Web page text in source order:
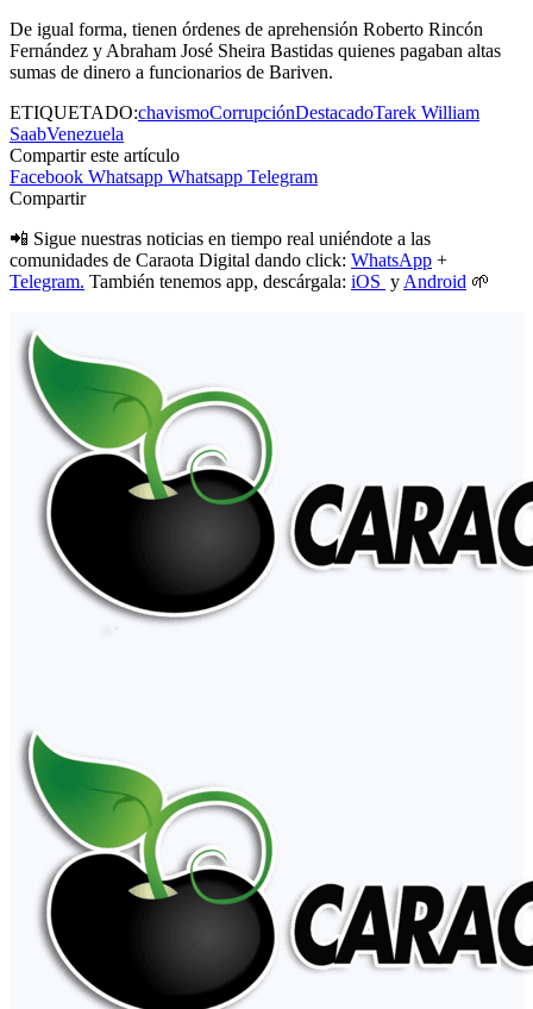
De igual forma, tienen órdenes de aprehensión Roberto Rincón
Fernández y Abraham José Sheira Bastidas quienes pagaban altas
sumas de dinero a funcionarios de Bariven.
ETIQUETADO:chavismoCorrupciónDestacadoTarek William
SaabVenezuela
Compartir este artículo
Facebook Whatsapp Whatsapp Telegram
Compartir
📲 Sigue nuestras noticias en tiempo real uniéndote a las
comunidades de Caraota Digital dando click: WhatsApp +
Telegram. También tenemos app, descárgala: iOS y Android 🌱